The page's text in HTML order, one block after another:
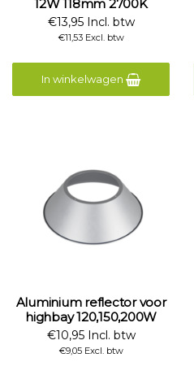
12W 118mm 2700K
€13,95 Incl. btw
€11,53 Excl. btw
In winkelwagen
Aluminium reflector voor
highbay 120,150,200W
€10,95 Incl. btw
€9,05 Excl. btw